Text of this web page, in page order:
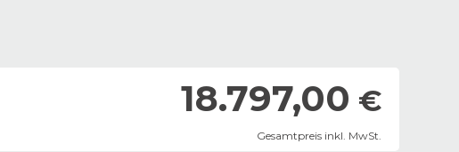
18.797,00 €
Gesamtpreis inkl. MwSt.